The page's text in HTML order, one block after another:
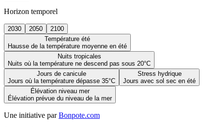
Horizon temporel
2030 2050
2100
Température été
Hausse de la température moyenne en été
Nuits tropicales
Nuits où la température ne descend pas sous 20°C
Jours de canicule
Jours où la température dépasse 35°C
Stress hydrique
Jours avec sol sec en été
Élévation niveau mer
Élévation prévue du niveau de la mer
Une initiative par Bonpote.com